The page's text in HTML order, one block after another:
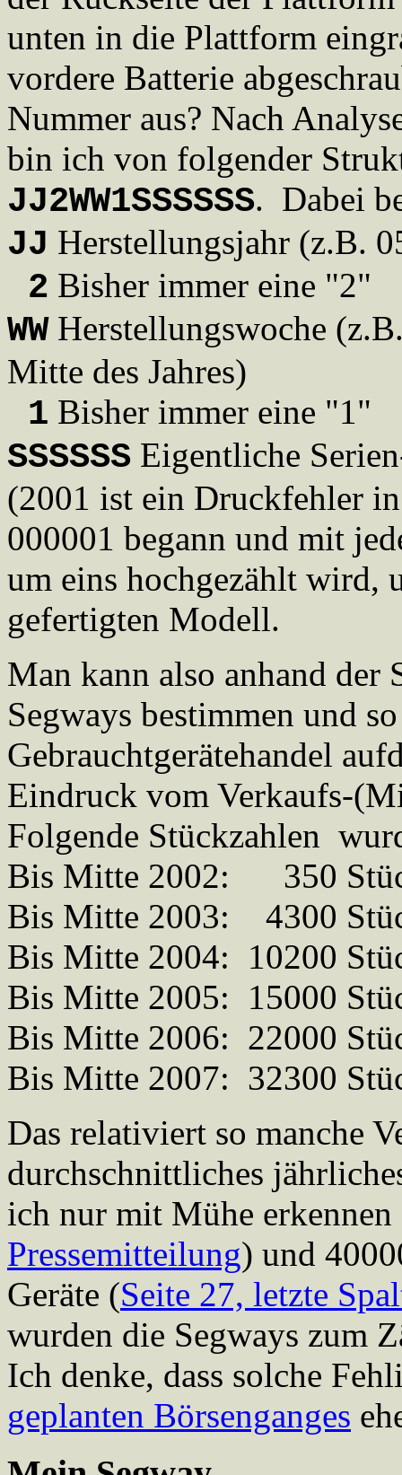
unten in die Plattform
vordere Batterie
Nummer aus? Nach
bin ich von folgender
JJ2WW1SSSSSS. Dabei
JJ Herstellungsjahr (z.B.
2 Bisher immer eine "2"
WWHerstellungswoche
Mitte des Jahres)
1 Bisher immer eine "1"
SSSSSS Eigentliche
(2001 ist ein Druckfehler
000001 begann und mit
um eins hochgezählt wird,
gefertigten Modell.
Man kann also anhand der
Segways bestimmen und
Gebrauchtgerätehandel
Eindruck vom Verkaufs-
Folgende Stückzahlen
Bis Mitte 2002: 350
Bis Mitte 2003: 4300
Bis Mitte 2004: 10200
Bis Mitte 2005: 15000
Bis Mitte 2006: 22000
Bis Mitte 2007: 32300
Das relativiert so manche
durchschnittliches
ich nur mit Mühe
Pressemitteilung) und
Geräte (Seite 27, letzte
wurden die Segways zum
Ich denke, dass solche
geplanten Börsenganges